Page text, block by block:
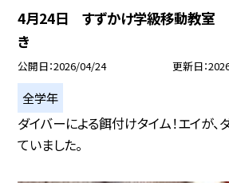
4月24日 すずかけ学級移動教室
き
公開日 2026/04/24 更新日
全学年
ダイバーによる餌付けタイム！エイが
ていました。